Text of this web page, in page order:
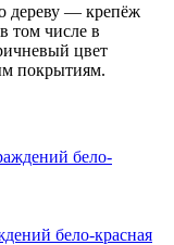
дереву — крепёж
том числе в
цвет
покрытиям.
бело-красная